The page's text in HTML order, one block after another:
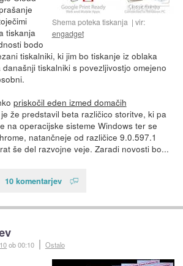
Shema poteka tiskanja
vir:
engadget
tiskanja
bodo
tiskalniki, ki jim bo tiskanje iz oblaka
tiskalniki s povezljivostjo omejeno
priskočil eden izmed domačih
že predstavil beta različico storitve, ki pa
na operacijske sisteme Windows ter se
natančneje od različice 9.0.597.1
še del razvojne veje. Zaradi novosti bo...
10 komentarjev
ob 00:10 Ostalo